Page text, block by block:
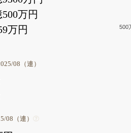
500万円
万円
08（連）
08（連）
500